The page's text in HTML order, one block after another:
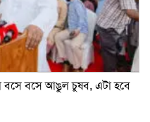
বসে বসে আঙুল চুষব, এটা হবে